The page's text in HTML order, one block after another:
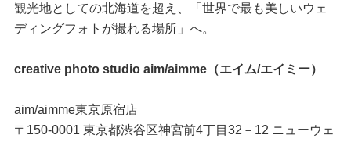
観光地としての北海道を超え、「世界で最も美しいウェ
ディングフォトが撮れる場所」へ。
creative photo studio aim/aimme（エイム/エイミー）
aim/aimme東京原宿店
〒150-0001 東京都渋谷区神宮前4丁目32－12 ニューウェ